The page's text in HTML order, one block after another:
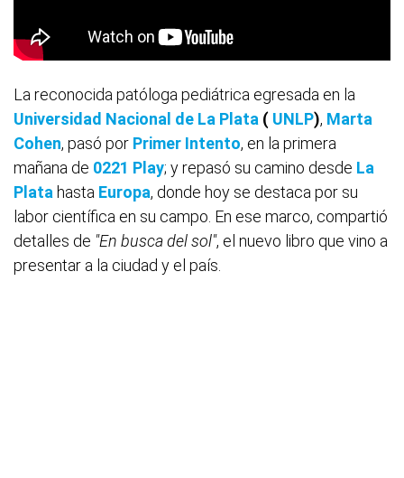
La reconocida patóloga pediátrica egresada en la
Universidad Nacional de La Plata ( UNLP), Marta
Cohen, pasó por Primer Intento, en la primera
mañana de 0221 Play; y repasó su camino desde La
Plata hasta Europa, donde hoy se destaca por su
labor científica en su campo. En ese marco, compartió
detalles de "En busca del sol", el nuevo libro que vino a
presentar a la ciudad y el país.